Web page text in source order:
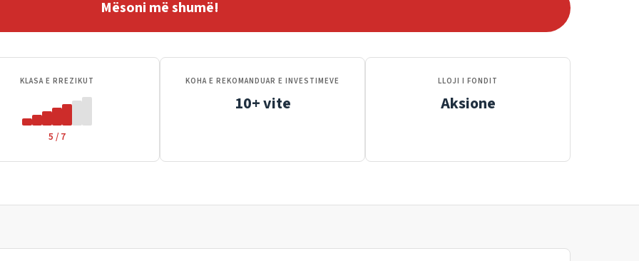
Mësoni më shumë!
KLASA E RREZIKUT
5 / 7
KOHA E REKOMANDUAR E INVESTIMEVE
10+ vite
LLOJI I FONDIT
Aksione